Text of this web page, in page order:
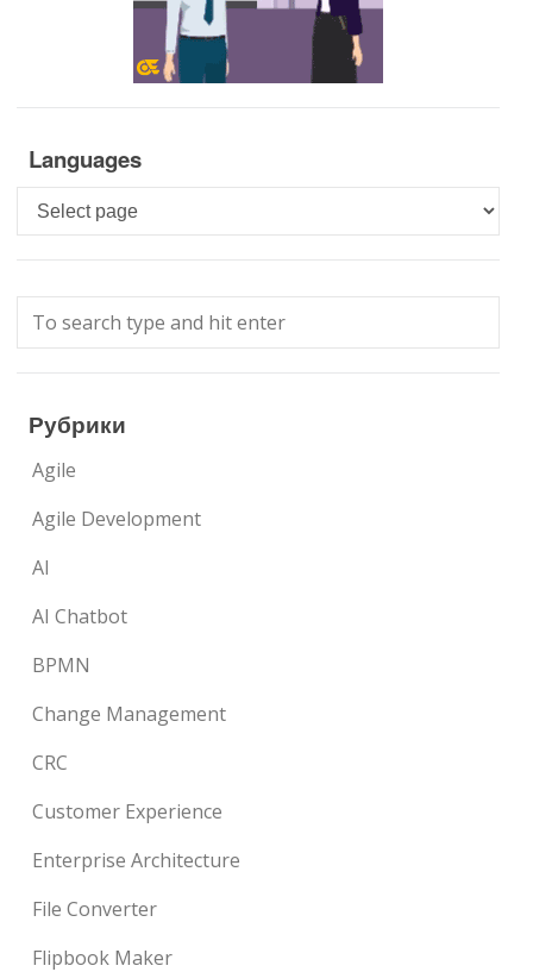
Languages
Languages
Рубрики
Agile
Agile Development
AI
AI Chatbot
BPMN
Change Management
CRC
Customer Experience
Enterprise Architecture
File Converter
Flipbook Maker